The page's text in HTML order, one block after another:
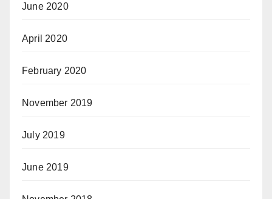
June 2020
April 2020
February 2020
November 2019
July 2019
June 2019